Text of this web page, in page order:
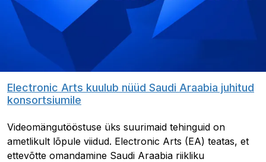
Electronic Arts kuulub nüüd Saudi Araabia juhitud
konsortsiumile
Videomängutööstuse üks suurimaid tehinguid on
ametlikult lõpule viidud. Electronic Arts (EA) teatas, et
ettevõtte omandamine Saudi Araabia riikliku